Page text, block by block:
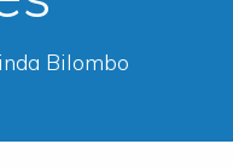
Bilombo